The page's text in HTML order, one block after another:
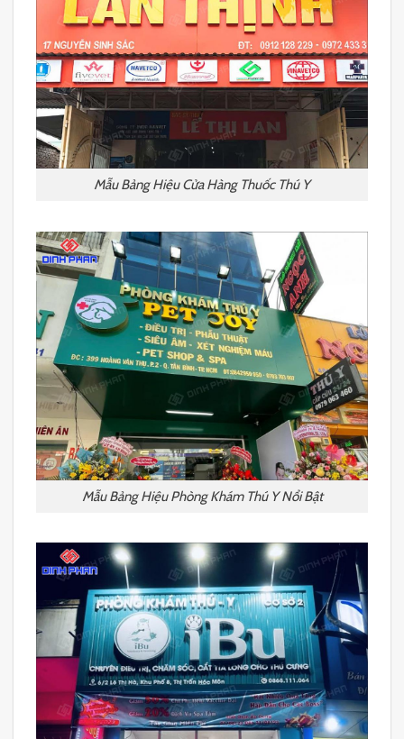
Mẫu Bảng Hiệu Cửa Hàng Thuốc Thú Y
Mẫu Bảng Hiệu Phòng Khám Thú Y Nổi Bật